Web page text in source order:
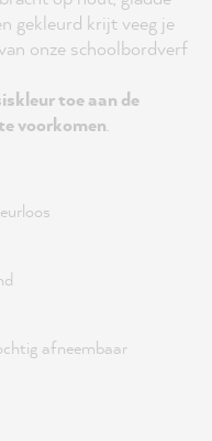
gekleurd krijt veeg je
onze schoolbordverf
toe aan de
voorkomen.
afneembaar